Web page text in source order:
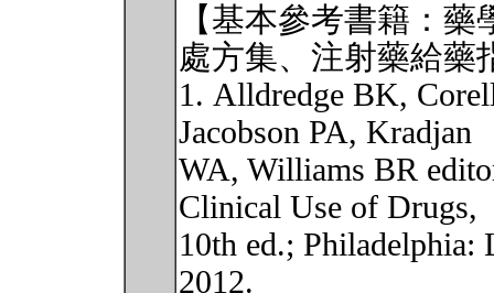
【基本參考書籍：
處方集、注射藥給藥
1. Alldredge BK,
Jacobson PA, Kradjan
WA, Williams BR
Clinical Use of Drugs,
10th ed.;
2012.